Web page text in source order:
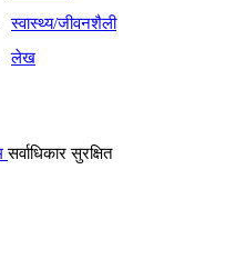
स्वास्थ्य/जीवनशैली
लेख
सर्वाधिकार सुरक्षित